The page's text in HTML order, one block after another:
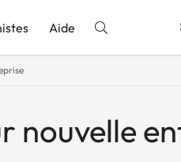
Aide
nouvelle